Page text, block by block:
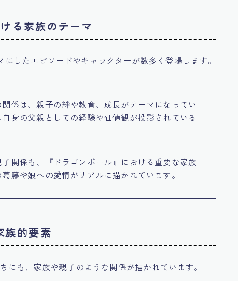
る家族のテーマ
にしたエピソードやキャラクターが数多く登場します。
係は、親子の絆や教育、成長がテーマになってい
身の父親としての経験や価値観が投影されている
関係も、『ドラゴンボール』における重要な家族
藤や娘への愛情がリアルに描かれています。
族的要素
にも、家族や親子のような関係が描かれています。